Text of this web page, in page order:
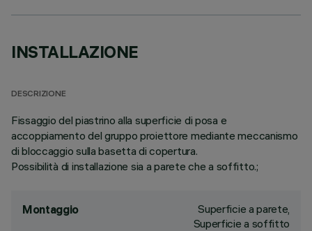
INSTALLAZIONE
DESCRIZIONE
Fissaggio del piastrino alla superficie di posa e
accoppiamento del gruppo proiettore mediante meccanismo
di bloccaggio sulla basetta di copertura.
Possibilità di installazione sia a parete che a soffitto.;
Montaggio
Superficie a parete,
Superficie a soffitto